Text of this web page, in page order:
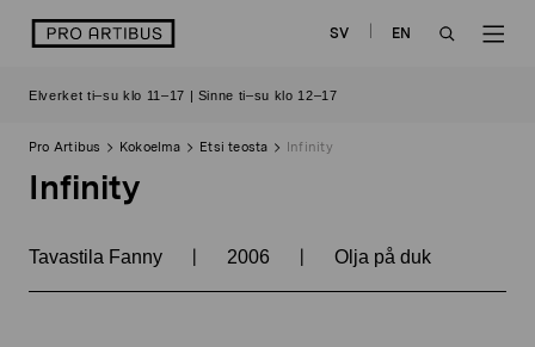
sisältöön
logo SV
EN
Elverket ti–su klo 11–17 | Sinne ti–su klo 12–17
Pro Artibus Kokoelma Etsi teosta Infinity
Infinity
Tavastila Fanny | 2006 | Olja på duk